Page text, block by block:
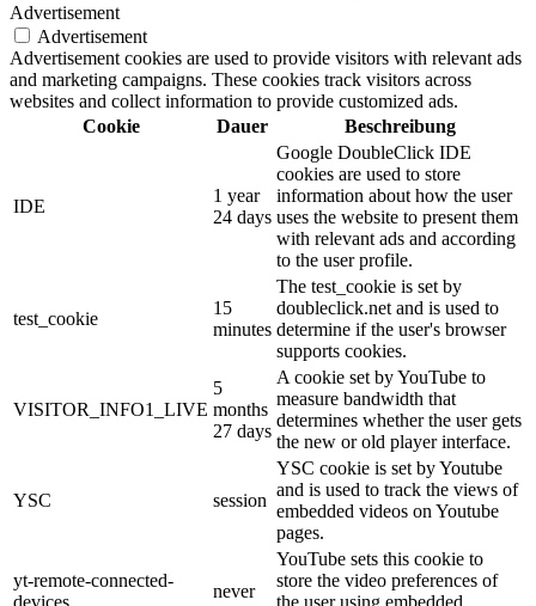
Advertisement
Advertisement
Advertisement cookies are used to provide visitors with relevant ads
and marketing campaigns. These cookies track visitors across
websites and collect information to provide customized ads.
Cookie
Dauer Beschreibung
IDE
1 year
24 days
Google DoubleClick IDE
cookies are used to store
information about how the user
uses the website to present them
with relevant ads and according
to the user profile.
test_cookie
15
minutes
The test_cookie is set by
doubleclick.net and is used to
determine if the user's browser
supports cookies.
VISITOR_INFO1_LIVE
5
months
27 days
A cookie set by YouTube to
measure bandwidth that
determines whether the user gets
the new or old player interface.
YSC session
YSC cookie is set by Youtube
and is used to track the views of
embedded videos on Youtube
pages.
yt-remote-connected-
devices
never
YouTube sets this cookie to
store the video preferences of
the user using embedded